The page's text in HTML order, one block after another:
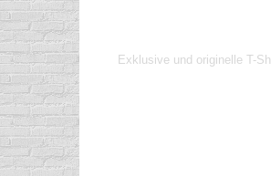
Exklusive und originelle T-